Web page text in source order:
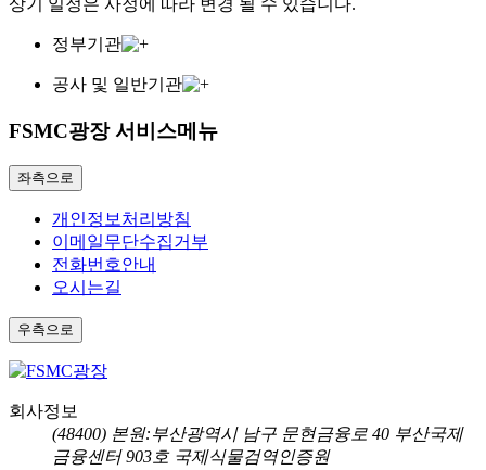
정부기관
공사 및 일반기관
FSMC광장 서비스메뉴
좌측으로
개인정보처리방침
이메일무단수집거부
전화번호안내
오시는길
우측으로
회사정보
(48400) 본원:부산광역시 남구 문현금융로 40 부산국제
금융센터 903호 국제식물검역인증원